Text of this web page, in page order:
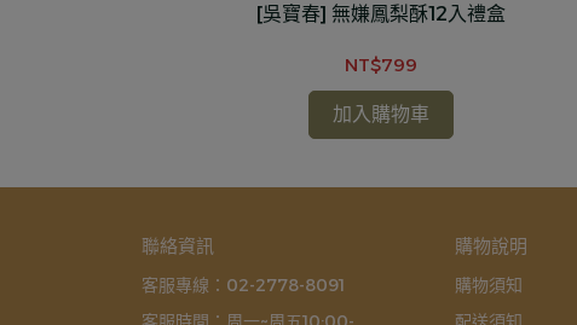
[吳寶春] 無嫌鳳梨酥12入禮盒
NT$799
加入購物車
聯絡資訊
客服專線：02-2778-8091
購物說明
購物須知